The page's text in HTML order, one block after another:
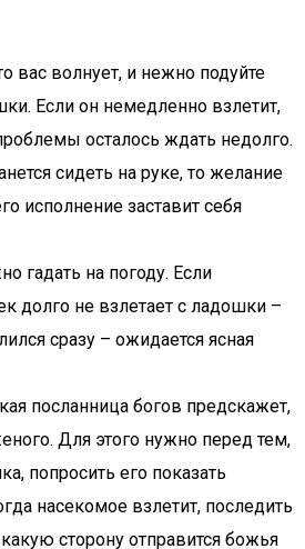
вас волнует, и нежно подуйте
Если он немедленно взлетит,
осталось ждать недолго.
сидеть на руке, то желание
исполнение заставит себя
гадать на погоду. Если
долго не взлетает с ладошки –
сразу – ожидается ясная
посланница богов предскажет,
Для этого нужно перед тем,
попросить его показать
насекомое взлетит, последить
сторону отправится божья